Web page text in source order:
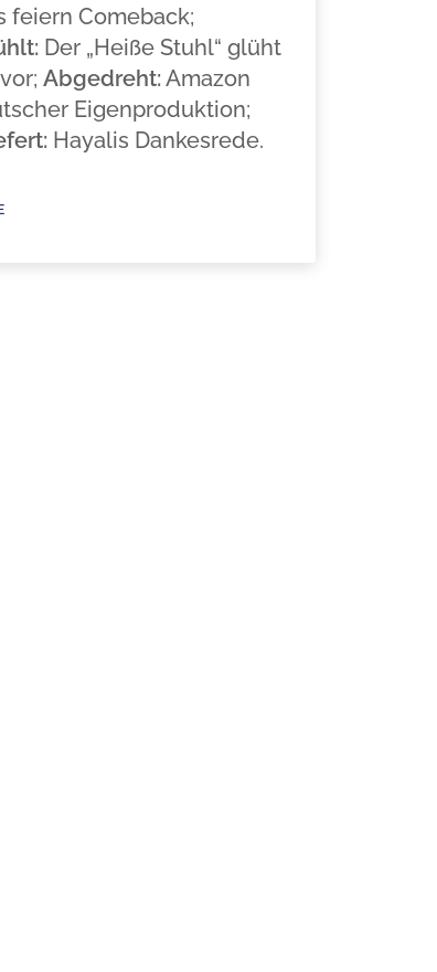
feiern Comeback;
Der „Heiße Stuhl“ glüht
Abgedreht: Amazon
Eigenproduktion;
Hayalis Dankesrede.